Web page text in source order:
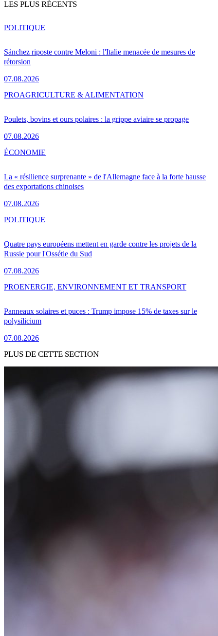
LES PLUS RÉCENTS
Sánchez riposte contre Meloni : l'Italie menacée de mesures de
rétorsion
07.08.2026
POLITIQUE
Poulets, bovins et ours polaires : la grippe aviaire se propage
07.08.2026
PROAGRICULTURE & ALIMENTATION
La « résilience surprenante » de l'Allemagne face à la forte hausse
des exportations chinoises
07.08.2026
ÉCONOMIE
Quatre pays européens mettent en garde contre les projets de la
Russie pour l'Ossétie du Sud
07.08.2026
POLITIQUE
Panneaux solaires et puces : Trump impose 15% de taxes sur le
polysilicium
07.08.2026
PROENERGIE, ENVIRONNEMENT ET TRANSPORT
PLUS DE CETTE SECTION